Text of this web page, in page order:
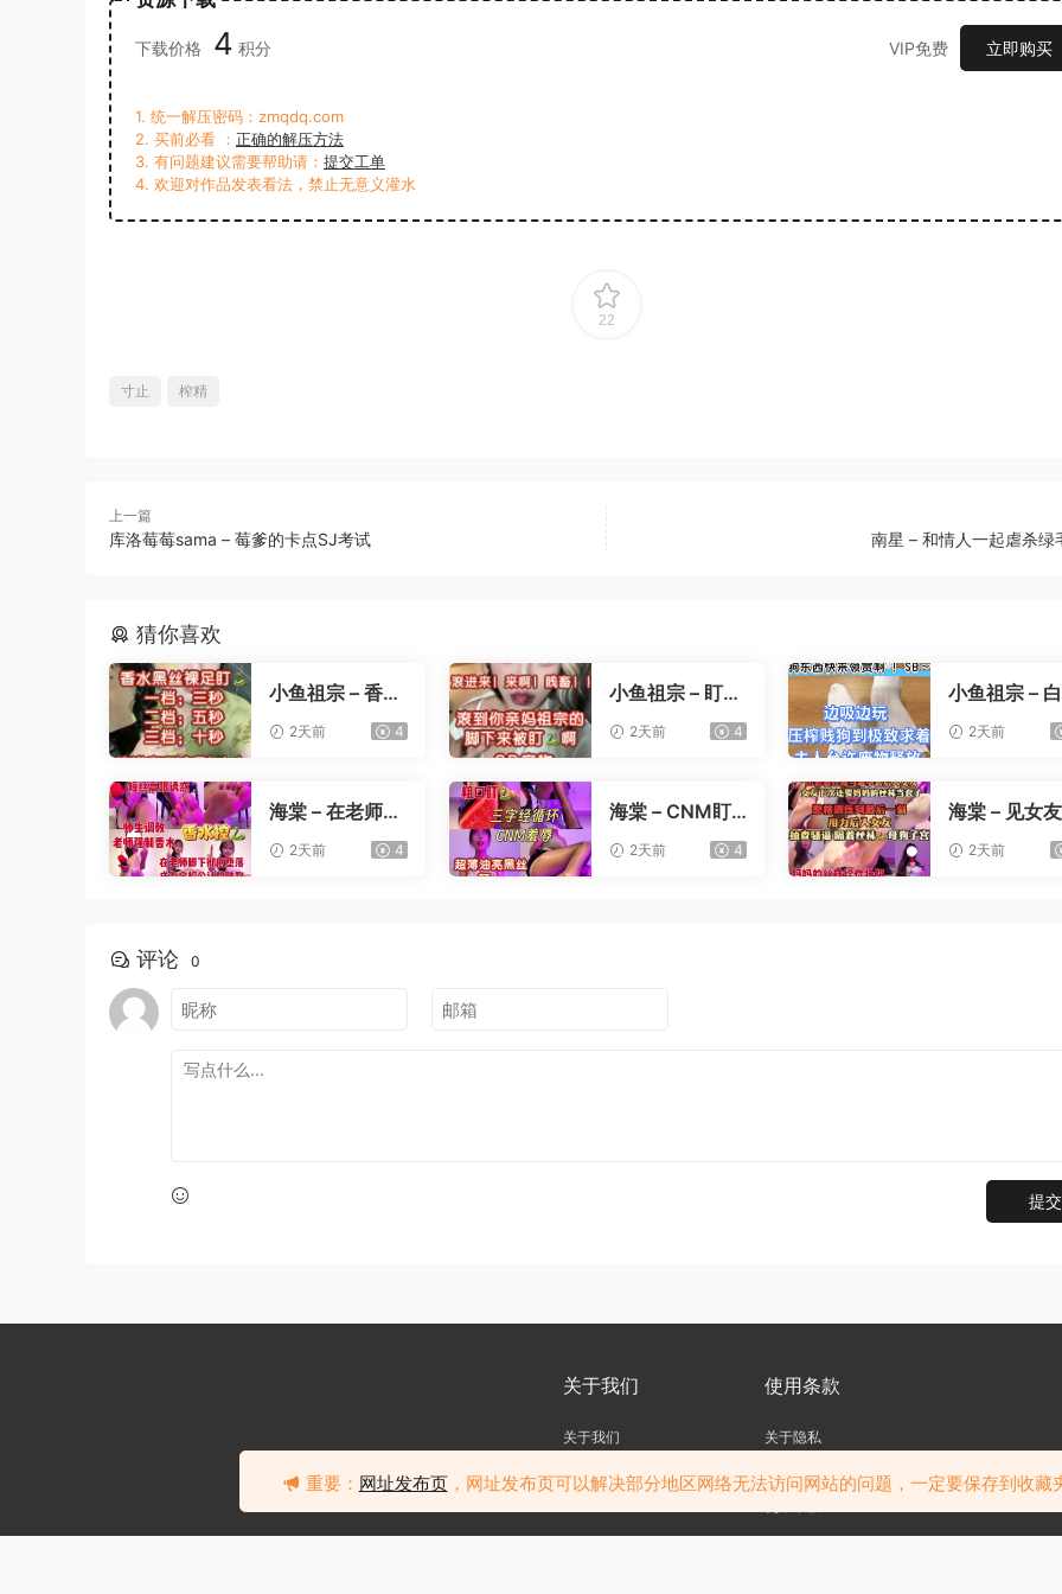
下载价格 4 积分 VIP免费 立即购买
1. 统一解压密码：zmqdq.com
2. 买前必看 ： 正确的解压方法
3. 有问题建议需要帮助请： 提交工单
4. 欢迎对作品发表看法，禁止无意义灌水
22
寸止 榨精
上一篇
库洛莓莓sama – 莓爹的卡点SJ考试 南星 – 和情人一起虐杀绿
猜你喜欢
小鱼祖宗 – 香水
黑丝裸足盯射
2天前 4
小鱼祖宗 – 盯射
2天前 4
小鱼祖宗 –
2天前
海棠 – 在老师办
2天前 4
海棠 – CNM盯
2天前 4
海棠 – 见女
2天前
评论 0
提交
关于我们
关于我们
联系我们
使用条款
关于隐私
免责声明
重要： 网址发布页，网址发布页可以解决部分地区网络无法访问网站的问题，一定要保存到收藏